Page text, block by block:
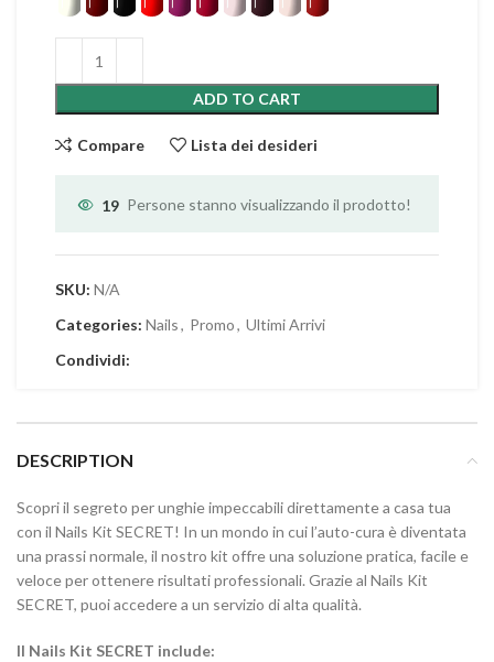
ADD TO CART
Compare Lista dei desideri
19 Persone stanno visualizzando il prodotto!
SKU: N/A
Categories: Nails, Promo, Ultimi Arrivi
Condividi:
DESCRIPTION
Scopri il segreto per unghie impeccabili direttamente a casa tua
con il Nails Kit SECRET! In un mondo in cui l’auto-cura è diventata
una prassi normale, il nostro kit offre una soluzione pratica, facile e
veloce per ottenere risultati professionali. Grazie al Nails Kit
SECRET, puoi accedere a un servizio di alta qualità.
Il Nails Kit SECRET include: